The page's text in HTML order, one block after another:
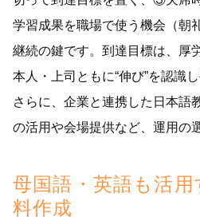
学習成果を職場で使う機会（朝
継続の鍵です。到達目標は、厚
本人・上司ともに“伸び”を認識
さらに、企業と連携した日本語
の活用や会場提供など、運用の
母国語・英語も活
料作成